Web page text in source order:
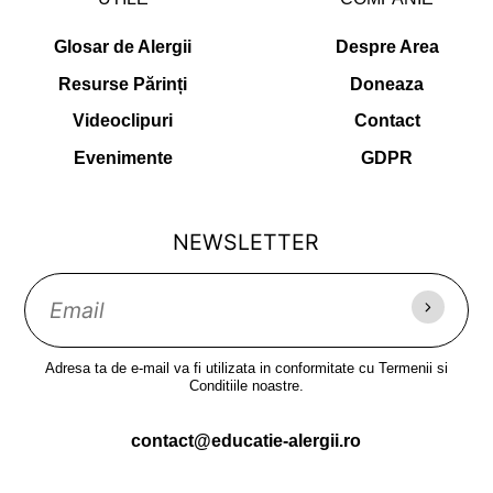
Glosar de Alergii
Resurse Părinți
Videoclipuri
Evenimente
Despre Area
Doneaza
Contact
GDPR
NEWSLETTER
Adresa ta de e-mail va fi utilizata in conformitate cu Termenii si
Conditiile noastre.
contact@educatie-alergii.ro